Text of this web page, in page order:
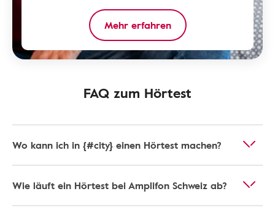
Mehr erfahren
FAQ zum Hörtest
Wo kann ich in {#city} einen Hörtest machen?
Wie läuft ein Hörtest bei Amplifon Schweiz ab?